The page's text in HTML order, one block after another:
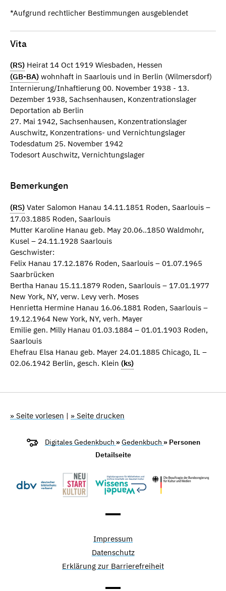
*Aufgrund rechtlicher Bestimmungen ausgeblendet
Vita
(RS) Heirat 14 Oct 1919 Wiesbaden, Hessen
(GB-BA) wohnhaft in Saarlouis und in Berlin (Wilmersdorf)
Internierung/Inhaftierung 00. November 1938 - 13.
Dezember 1938, Sachsenhausen, Konzentrationslager
Deportation ab Berlin
27. Mai 1942, Sachsenhausen, Konzentrationslager
Auschwitz, Konzentrations- und Vernichtungslager
Todesdatum 25. November 1942
Todesort Auschwitz, Vernichtungslager
Bemerkungen
(RS) Vater Salomon Hanau 14.11.1851 Roden, Saarlouis –
17.03.1885 Roden, Saarlouis
Mutter Karoline Hanau geb. May 20.06..1850 Waldmohr,
Kusel – 24.11.1928 Saarlouis
Geschwister:
Felix Hanau 17.12.1876 Roden, Saarlouis – 01.07.1965
Saarbrücken
Bertha Hanau 15.11.1879 Roden, Saarlouis – 17.01.1977
New York, NY, verw. Levy verh. Moses
Henrietta Hermine Hanau 16.06.1881 Roden, Saarlouis –
19.12.1964 New York, NY, verh. Mayer
Emilie gen. Milly Hanau 01.03.1884 – 01.01.1903 Roden,
Saarlouis
Ehefrau Elsa Hanau geb. Mayer 24.01.1885 Chicago, IL –
02.06.1942 Berlin, gesch. Klein (ks)
» Seite vorlesen | » Seite drucken
Digitales Gedenkbuch »Gedenkbuch » Personen
Detailseite
Impressum
Datenschutz
Erklärung zur Barrierefreiheit